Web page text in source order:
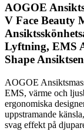
AOGOE
V Face Beauty
Lyftning, EMS
Shape
AOGOE
EMS, värme och
ergonomiska
uppstramande
svag effekt på